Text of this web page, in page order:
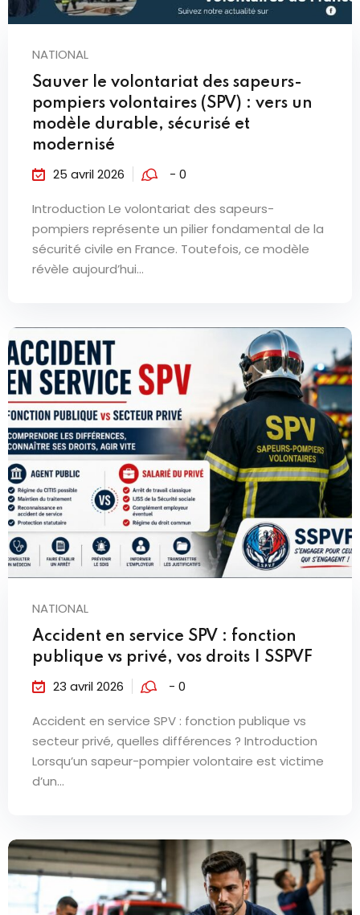
NATIONAL
Sauver le volontariat des sapeurs-
pompiers volontaires (SPV) : vers un
modèle durable, sécurisé et
modernisé
25 avril 2026 - 0
Introduction Le volontariat des sapeurs-
pompiers représente un pilier fondamental de la
sécurité civile en France. Toutefois, ce modèle
révèle aujourd’hui...
NATIONAL
Accident en service SPV : fonction
publique vs privé, vos droits | SSPVF
23 avril 2026 - 0
Accident en service SPV : fonction publique vs
secteur privé, quelles différences ? Introduction
Lorsqu’un sapeur-pompier volontaire est victime
d’un...